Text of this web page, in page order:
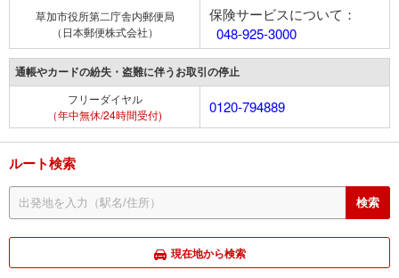
草加市役所第二庁舎内郵便局
（日本郵便株式会社）
保険サービスについて：
048-925-3000
通帳やカードの紛失・盗難に伴うお取引の停止
フリーダイヤル
（年中無休/24時間受付)
0120-794889
ルート検索
現在地から検索